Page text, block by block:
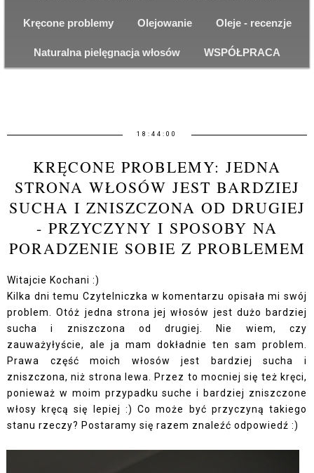
Kręcone problemy Olejowanie Oleje - recenzje
Naturalna pielęgnacja włosów WSPÓŁPRACA
18:44:00
KRĘCONE PROBLEMY: JEDNA
STRONA WŁOSÓW JEST BARDZIEJ
SUCHA I ZNISZCZONA OD DRUGIEJ
- PRZYCZYNY I SPOSOBY NA
PORADZENIE SOBIE Z PROBLEMEM
Witajcie Kochani :)
Kilka dni temu Czytelniczka w komentarzu opisała mi swój
problem. Otóż jedna strona jej włosów jest dużo bardziej
sucha i zniszczona od drugiej. Nie wiem, czy
zauważyłyście, ale ja mam dokładnie ten sam problem.
Prawa część moich włosów jest bardziej sucha i
zniszczona, niż strona lewa. Przez to mocniej się też kręci,
ponieważ w moim przypadku suche i bardziej zniszczone
włosy kręcą się lepiej :) Co może być przyczyną takiego
stanu rzeczy? Postaramy się razem znaleźć odpowiedź :)